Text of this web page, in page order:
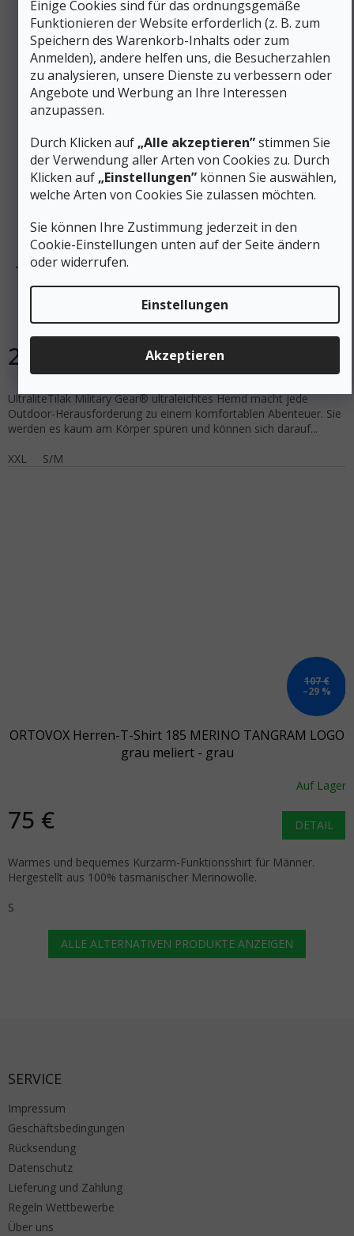
Einige Cookies sind für das ordnungsgemäße
Funktionieren der Website erforderlich (z. B. zum
Speichern des Warenkorb-Inhalts oder zum
Anmelden), andere helfen uns, die Besucherzahlen
zu analysieren, unsere Dienste zu verbessern oder
Angebote und Werbung an Ihre Interessen
anzupassen.
Durch Klicken auf „Alle akzeptieren”stimmen Sie
der Verwendung aller Arten von Cookies zu. Durch
Klicken auf „Einstellungen” können Sie auswählen,
welche Arten von Cookies Sie zulassen möchten.
Sie können Ihre Zustimmung jederzeit in den
Cookie-Einstellungen unten auf der Seite ändern
oder widerrufen.
Einstellungen
Akzeptieren
TILAK Herren Funktions T-Shirt ULTRALIGHT T-SHIRT
schwarz - schwarz
Auf Lager
29 €
UltraliteTilak Military Gear® ultraleichtes Hemd macht jede
Outdoor-Herausforderung zu einem komfortablen Abenteuer. Sie
werden es kaum am Körper spüren und können sich darauf...
XXL
S/M
107 €
–29 %
ORTOVOX Herren-T-Shirt 185 MERINO TANGRAM LOGO
grau meliert - grau
Auf Lager
75 € DETAIL
Warmes und bequemes Kurzarm-Funktionsshirt für Männer.
Hergestellt aus 100% tasmanischer Merinowolle.
S
ALLE ALTERNATIVEN PRODUKTE ANZEIGEN
SERVICE
Impressum
Geschäftsbedingungen
Rücksendung
Datenschutz
Lieferung und Zahlung
Regeln Wettbewerbe
Über uns